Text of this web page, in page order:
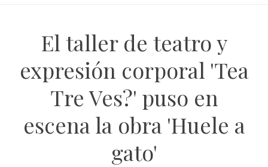
El taller de teatro y
expresión corporal 'Tea
Tre Ves?' puso en
escena la obra 'Huele a
gato'